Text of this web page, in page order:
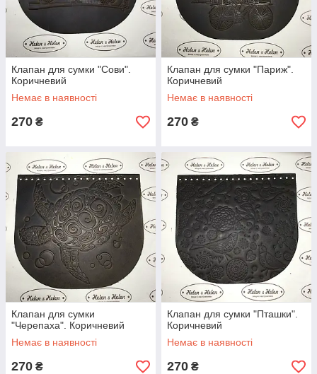
Клапан для сумки "Сови".
Коричневий
Немає в наявності
270 ₴
Клапан для сумки "Париж".
Коричневий
Немає в наявності
270 ₴
Клапан для сумки
"Черепаха". Коричневий
Немає в наявності
270 ₴
Клапан для сумки "Пташки".
Коричневий
Немає в наявності
270 ₴